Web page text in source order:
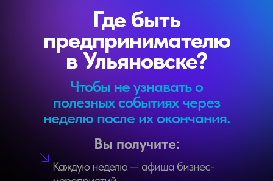
Где быть
предпринимателю
в Ульяновске?
Чтобы не узнавать о
полезных событиях через
неделю после их окончания.
Каждую неделю — афиша бизнес-
Вы получите: